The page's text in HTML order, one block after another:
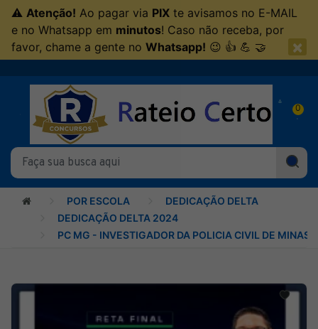
⚠ Atenção! Ao pagar via PIX te avisamos no E-MAIL
e no Whatsapp em minutos! Caso não receba, por
favor, chame a gente no Whatsapp! 😉 👍 💪 🤝 ×
0
POR ESCOLA
DEDICAÇÃO DELTA
DEDICAÇÃO DELTA 2024
PC MG - INVESTIGADOR DA POLICIA CIVIL DE